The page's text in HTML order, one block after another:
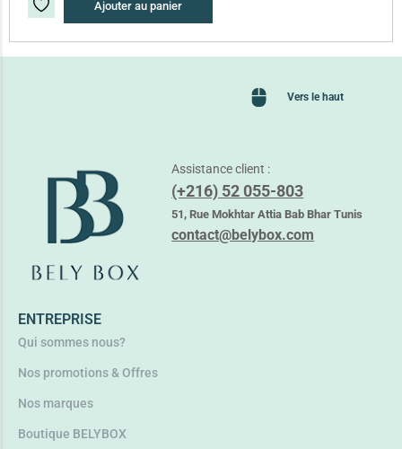
Ajouter au panier
Vers le haut
Assistance client :
(+216) 52 055-803
51, Rue Mokhtar Attia Bab Bhar Tunis
contact@belybox.com
ENTREPRISE
Qui sommes nous?
Nos promotions & Offres
Nos marques
Boutique BELYBOX